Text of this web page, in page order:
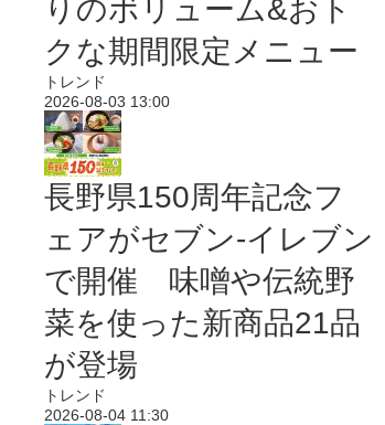
りのボリューム&おト
クな期間限定メニュー
トレンド
2026-08-03 13:00
長野県150周年記念フ
ェアがセブン-イレブン
で開催 味噌や伝統野
菜を使った新商品21品
が登場
トレンド
2026-08-04 11:30